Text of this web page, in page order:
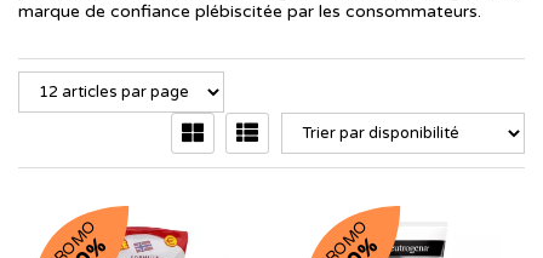
marque de confiance plébiscitée par les consommateurs.
PROMO PROMO